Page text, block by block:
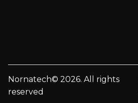
Nornatech© 2026. All rights
reserved